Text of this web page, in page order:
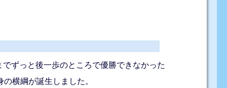
ずっと後一歩のところで優勝できなかった
横綱が誕生しました。